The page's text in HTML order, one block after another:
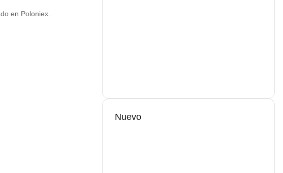
en Poloniex.
Nuevo